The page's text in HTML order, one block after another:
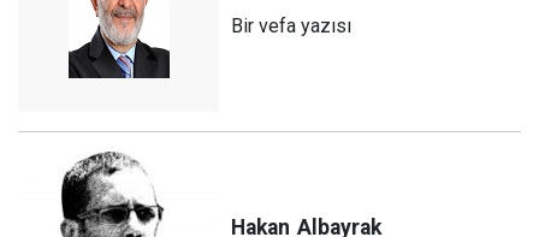
Bir vefa yazısı
Hakan Albayrak